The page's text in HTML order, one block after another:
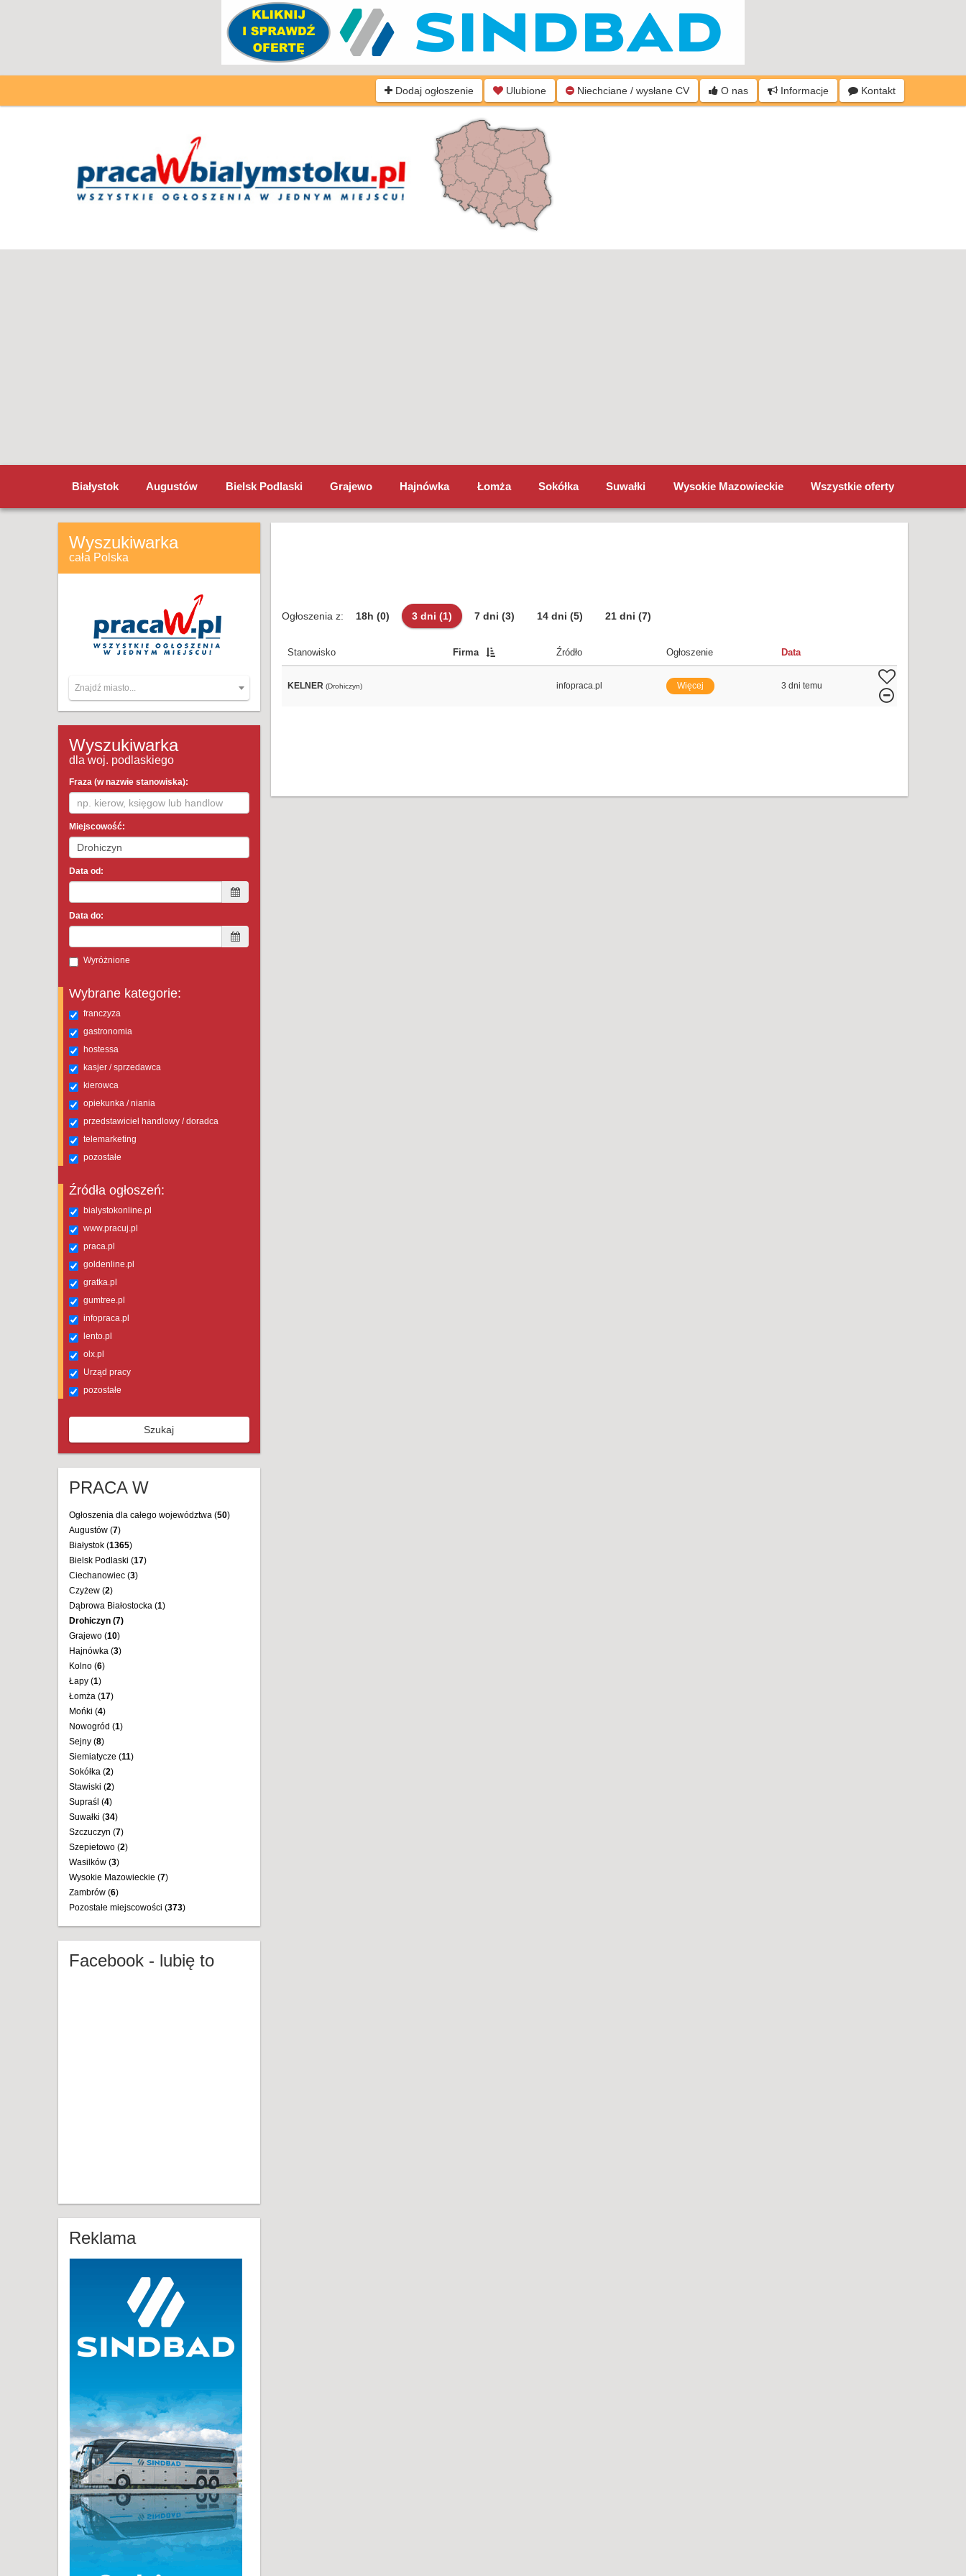
Dodaj ogłoszenie Ulubione Niechciane / wysłane CV O nas Informacje Kontakt
Białystok Augustów Bielsk Podlaski Grajewo Hajnówka Łomża Sokółka Suwałki Wysokie Mazowieckie Wszystkie oferty
Wyszukiwarka
cała Polska
Znajdź miasto...
Wyszukiwarka
dla woj. podlaskiego
Fraza (w nazwie stanowiska):
Miejscowość:
Data od:
Data do:
Wyróżnione
Wybrane kategorie:
franczyza
gastronomia
hostessa
kasjer / sprzedawca
kierowca
opiekunka / niania
przedstawiciel handlowy / doradca
telemarketing
pozostałe
Źródła ogłoszeń:
bialystokonline.pl
www.pracuj.pl
praca.pl
goldenline.pl
gratka.pl
gumtree.pl
infopraca.pl
lento.pl
olx.pl
Urząd pracy
pozostałe
Szukaj
PRACA W
Ogłoszenia dla całego województwa (50)
Augustów (7)
Białystok (1365)
Bielsk Podlaski (17)
Ciechanowiec (3)
Czyżew (2)
Dąbrowa Białostocka (1)
Drohiczyn (7)
Grajewo (10)
Hajnówka (3)
Kolno (6)
Łapy (1)
Łomża (17)
Mońki (4)
Nowogród (1)
Sejny (8)
Siemiatycze (11)
Sokółka (2)
Stawiski (2)
Supraśl (4)
Suwałki (34)
Szczuczyn (7)
Szepietowo (2)
Wasilków (3)
Wysokie Mazowieckie (7)
Zambrów (6)
Pozostałe miejscowości (373)
Facebook - lubię to
Reklama
Ogłoszenia z: 18h (0) 3 dni (1) 7 dni (3) 14 dni (5) 21 dni (7)
Stanowisko Firma Źródło Ogłoszenie Data
KELNER (Drohiczyn) infopraca.pl Więcej 3 dni temu